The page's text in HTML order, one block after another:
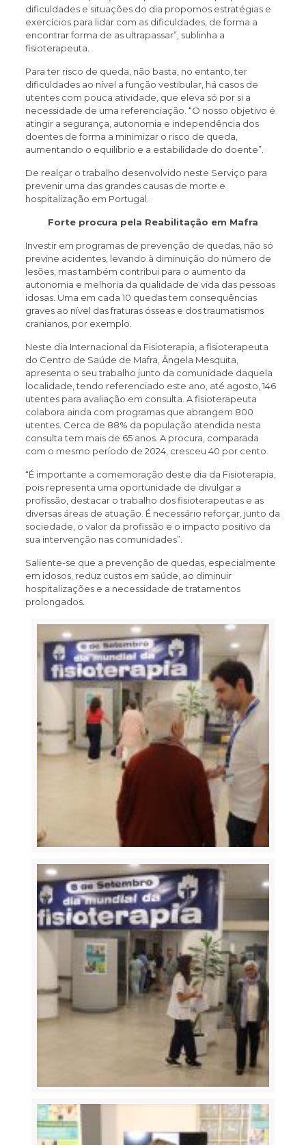
dificuldades e situações do dia propomos estratégias e
exercícios para lidar com as dificuldades, de forma a
encontrar forma de as ultrapassar”, sublinha a
fisioterapeuta.
Para ter risco de queda, não basta, no entanto, ter
dificuldades ao nível a função vestibular, há casos de
utentes com pouca atividade, que eleva só por si a
necessidade de uma referenciação. “O nosso objetivo é
atingir a segurança, autonomia e independência dos
doentes de forma a minimizar o risco de queda,
aumentando o equilíbrio e a estabilidade do doente”.
De realçar o trabalho desenvolvido neste Serviço para
prevenir uma das grandes causas de morte e
hospitalização em Portugal.
Forte procura pela Reabilitação em Mafra
Investir em programas de prevenção de quedas, não só
previne acidentes, levando à diminuição do número de
lesões, mas também contribui para o aumento da
autonomia e melhoria da qualidade de vida das pessoas
idosas. Uma em cada 10 quedas tem consequências
graves ao nível das fraturas ósseas e dos traumatismos
cranianos, por exemplo.
Neste dia Internacional da Fisioterapia, a fisioterapeuta
do Centro de Saúde de Mafra, Ângela Mesquita,
apresenta o seu trabalho junto da comunidade daquela
localidade, tendo referenciado este ano, até agosto, 146
utentes para avaliação em consulta. A fisioterapeuta
colabora ainda com programas que abrangem 800
utentes. Cerca de 88% da população atendida nesta
consulta tem mais de 65 anos. A procura, comparada
com o mesmo período de 2024, cresceu 40 por cento.
“É importante a comemoração deste dia da Fisioterapia,
pois representa uma oportunidade de divulgar a
profissão, destacar o trabalho dos fisioterapeutas e as
diversas áreas de atuação. É necessário reforçar, junto da
sociedade, o valor da profissão e o impacto positivo da
sua intervenção nas comunidades”.
Saliente-se que a prevenção de quedas, especialmente
em idosos, reduz custos em saúde, ao diminuir
hospitalizações e a necessidade de tratamentos
prolongados.